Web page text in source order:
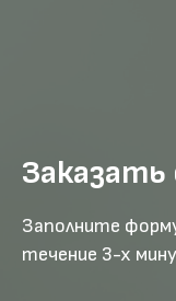
Заполните
течение 3-х